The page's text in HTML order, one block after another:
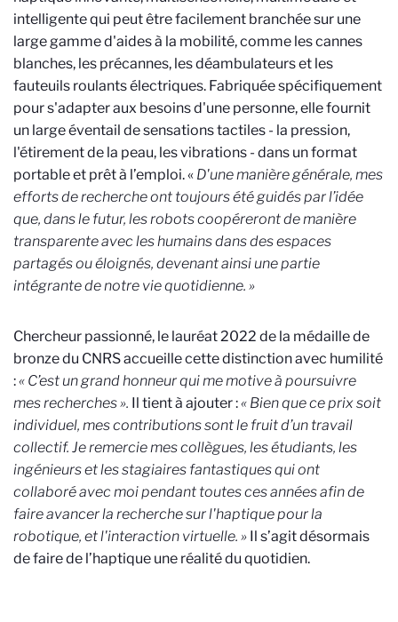
intelligente qui peut être facilement branchée sur une
large gamme d'aides à la mobilité, comme les cannes
blanches, les précannes, les déambulateurs et les
fauteuils roulants électriques. Fabriquée spécifiquement
pour s'adapter aux besoins d'une personne, elle fournit
un large éventail de sensations tactiles - la pression,
l'étirement de la peau, les vibrations - dans un format
portable et prêt à l’emploi. « D'une manière générale, mes
efforts de recherche ont toujours été guidés par l’idée
que, dans le futur, les robots coopéreront de manière
transparente avec les humains dans des espaces
partagés ou éloignés, devenant ainsi une partie
intégrante de notre vie quotidienne. »
Chercheur passionné, le lauréat 2022 de la médaille de
bronze du CNRS accueille cette distinction avec humilité
:« C’est un grand honneur qui me motive à poursuivre
mes recherches ». Il tient à ajouter :« Bien que ce prix soit
individuel, mes contributions sont le fruit d’un travail
collectif. Je remercie mes collègues, les étudiants, les
ingénieurs et les stagiaires fantastiques qui ont
collaboré avec moi pendant toutes ces années afin de
faire avancer la recherche sur l'haptique pour la
robotique, et l'interaction virtuelle. » Il s’agitdésormais
de faire de l’haptique une réalité du quotidien.